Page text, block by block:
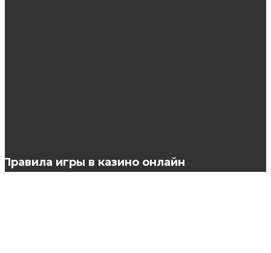
Правила игры в казино онлайн